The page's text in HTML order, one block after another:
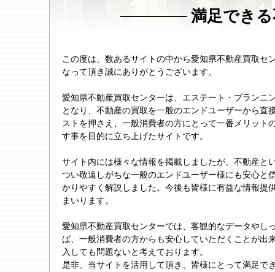
満足でき
この度は、数あるサイトの中から愛知県不動産買取セ
なって頂き誠にありがとうございます。
愛知県不動産買取センターは、エステート・プランニ
となり、不動産の買取を一般のエンドユーザーから直
ストを押さえ、一般消費者の方にとって一番メリット
す事を目的に立ち上げたサイトです。
サイト内には様々な情報を掲載しましたが、不動産と
つい敬遠しがちな一般のエンドユーザー様にも安心と
かりやすく解説しました。今後も皆様に有益な情報提
まいります。
愛知県不動産買取センターでは、客観的なデータやし
ば、一般消費者の方からも安心していただくことが出
入しても問題ないと考えております。
是非、当サイトを活用して頂き、皆様にとって満足で